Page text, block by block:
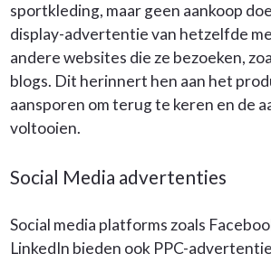
sportkleding, maar geen aankoop
display-advertentie van hetzelfde
andere websites die ze bezoeken,
blogs. Dit herinnert hen aan het
aansporen om terug te keren en de
voltooien.
Social Media advertenties
Social media platforms zoals
LinkedIn bieden ook PPC-